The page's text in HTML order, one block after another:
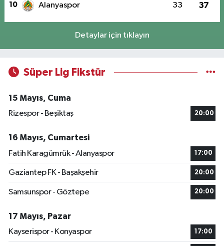
10 Alanyaspor 33 37
Detaylar için tıklayın
Süper Lig Fikstür
15 Mayıs, Cuma
Rizespor - Beşiktaş
20:00
16 Mayıs, Cumartesi
Fatih Karagümrük - Alanyaspor
17:00
Gaziantep FK - Başakşehir 20:00
Samsunspor - Göztepe 20:00
17 Mayıs, Pazar
Kayserispor - Konyaspor
17:00